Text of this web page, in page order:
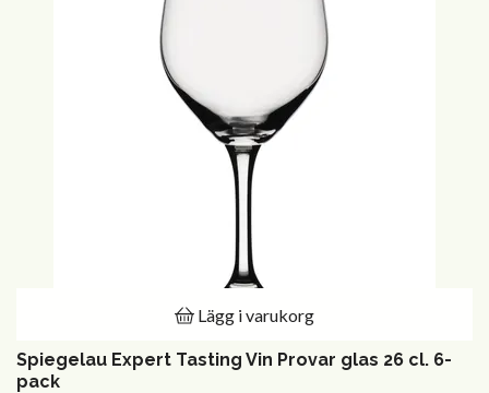
Lägg i varukorg
Spiegelau Expert Tasting Vin Provar glas 26 cl. 6-
pack